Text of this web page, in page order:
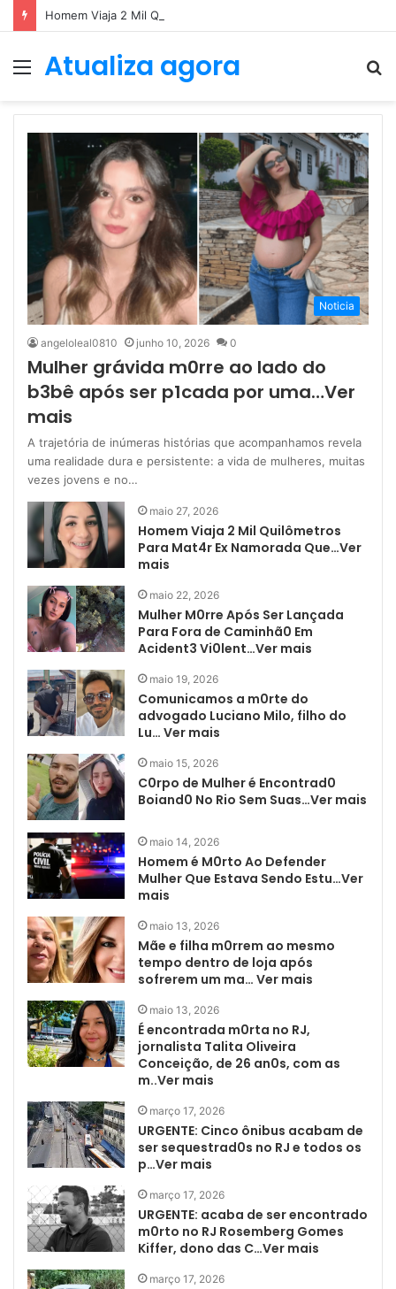
Menu
Atualiza agora
Noticia
angeloleal0810 junho 10, 2026 0
Mulher grávida m0rre ao lado do
b3bê após ser p1cada por uma…Ver
mais
A trajetória de inúmeras histórias que acompanhamos revela
uma realidade dura e persistente: a vida de mulheres, muitas
vezes jovens e no…
maio 27, 2026
Homem Viaja 2 Mil Quilômetros
Para Mat4r Ex Namorada Que…Ver
mais
maio 22, 2026
Mulher M0rre Após Ser Lançada
Para Fora de Caminhã0 Em
Acident3 Vi0lent…Ver mais
maio 19, 2026
Comunicamos a m0rte do
advogado Luciano Milo, filho do
Lu… Ver mais
maio 15, 2026
C0rpo de Mulher é Encontrad0
Boiand0 No Rio Sem Suas…Ver mais
maio 14, 2026
Homem é M0rto Ao Defender
Mulher Que Estava Sendo Estu…Ver
mais
maio 13, 2026
Mãe e filha m0rrem ao mesmo
tempo dentro de loja após
sofrerem um ma… Ver mais
maio 13, 2026
É encontrada m0rta no RJ,
jornalista Talita Oliveira
Conceição, de 26 an0s, com as
m..Ver mais
março 17, 2026
URGENTE: Cinco ônibus acabam de
ser sequestrad0s no RJ e todos os
p…Ver mais
março 17, 2026
URGENTE: acaba de ser encontrado
m0rto no RJ Rosemberg Gomes
Kiffer, dono das C…Ver mais
março 17, 2026